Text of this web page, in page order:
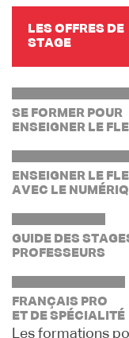
LES OFFRES DE
STAGE
SE FORMER POUR
ENSEIGNER LE FLE
ENSEIGNER LE FLE
AVEC LE
GUIDE DES
PROFESSEURS
FRANÇAIS PRO
ET DE SPÉCIALITÉ
Les formations